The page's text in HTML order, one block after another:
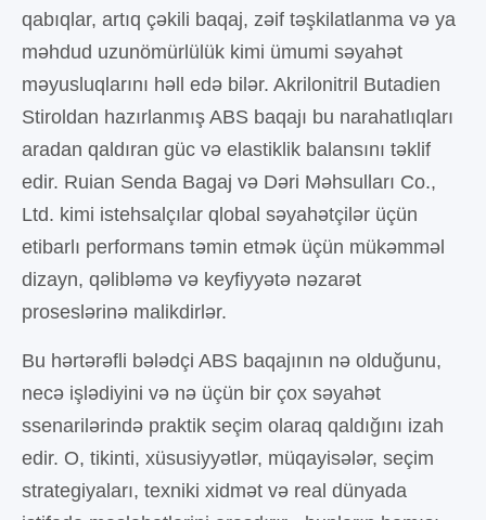
qabıqlar, artıq çəkili baqaj, zəif təşkilatlanma və ya
məhdud uzunömürlülük kimi ümumi səyahət
məyusluqlarını həll edə bilər. Akrilonitril Butadien
Stiroldan hazırlanmış ABS baqajı bu narahatlıqları
aradan qaldıran güc və elastiklik balansını təklif
edir. Ruian Senda Bagaj və Dəri Məhsulları Co.,
Ltd. kimi istehsalçılar qlobal səyahətçilər üçün
etibarlı performans təmin etmək üçün mükəmməl
dizayn, qəlibləmə və keyfiyyətə nəzarət
proseslərinə malikdirlər.
Bu hərtərəfli bələdçi ABS baqajının nə olduğunu,
necə işlədiyini və nə üçün bir çox səyahət
ssenarilərində praktik seçim olaraq qaldığını izah
edir. O, tikinti, xüsusiyyətlər, müqayisələr, seçim
strategiyaları, texniki xidmət və real dünyada